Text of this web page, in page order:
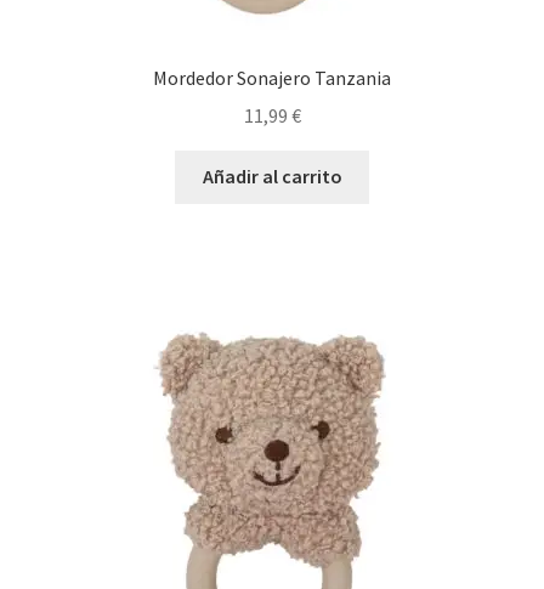
Mordedor Sonajero Tanzania
11,99 €
Añadir al carrito